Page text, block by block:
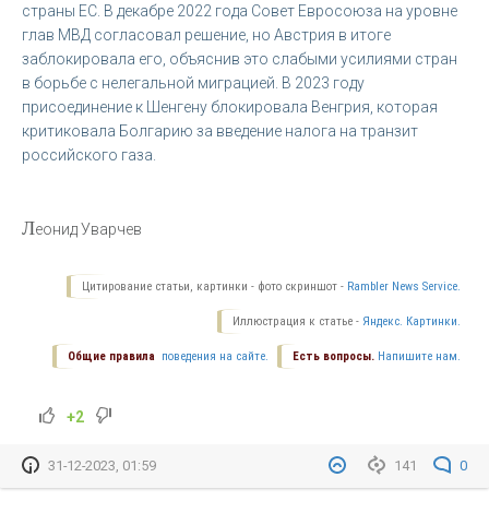
страны ЕС. В декабре 2022 года Совет Евросоюза на уровне
глав МВД согласовал решение, но Австрия в итоге
заблокировала его, объяснив это слабыми усилиями стран
в борьбе с нелегальной миграцией. В 2023 году
присоединение к Шенгену блокировала Венгрия, которая
критиковала Болгарию за введение налога на транзит
российского газа.
Леонид Уварчев
Цитирование статьи, картинки - фото скриншот - Rambler News Service.
Иллюстрация к статье - Яндекс. Картинки.
Есть вопросы. Напишите нам.
Общие правила поведения на сайте.
+2
141 0
31-12-2023, 01:59